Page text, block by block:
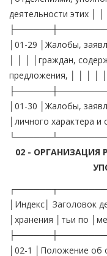
02 -
│Индекс│ Заголовок
│хранения │тьи по
│02-1 │Положение об